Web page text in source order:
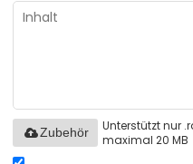
Unterstützt nur
maximal 20 MB
Zubehör